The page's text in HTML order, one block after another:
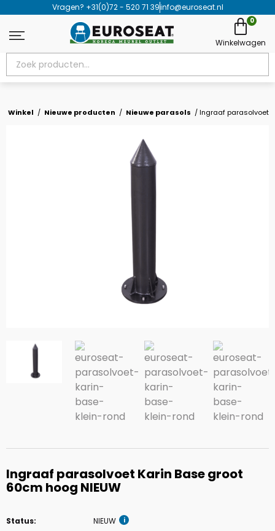
Vragen? +31(0)72 - 520 71 39info@euroseat.nl
0
winkel / nieuwe producten / nieuwe parasols / Ingraaf parasolvoet
Ingraaf parasolvoet Karin Base groot
60cm hoog NIEUW
Status:
NIEUW